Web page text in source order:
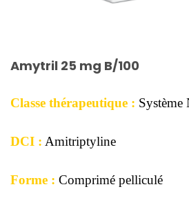
Amytril 25 mg B/100
Classe thérapeutique : Système
DCI : Amitriptyline
Forme : Comprimé pelliculé